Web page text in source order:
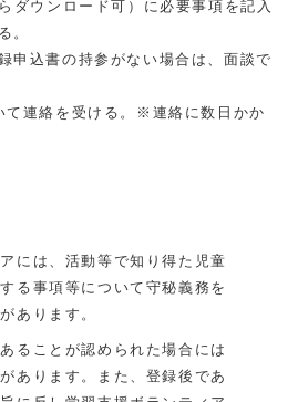
ダウンロード可）に必要事項を記入
。
書の持参がない場合は、面談で
て連絡を受ける。※連絡に数日かか
には、活動等で知り得た児童
る事項等について守秘義務を
あります。
ることが認められた場合には
あります。また、登録後であ